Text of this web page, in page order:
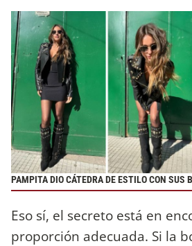
PAMPITA DIO CÁTEDRA DE ESTILO CON SUS
Eso sí, el secreto está en
proporción adecuada. Si la